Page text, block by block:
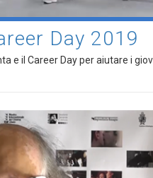
Day 2019
e il Career Day per aiutare i